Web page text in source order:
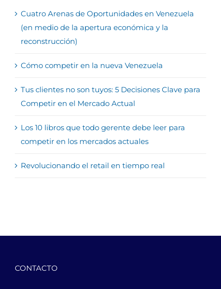
Cuatro Arenas de Oportunidades en Venezuela
(en medio de la apertura económica y la
reconstrucción)
Cómo competir en la nueva Venezuela
Tus clientes no son tuyos: 5 Decisiones Clave para
Competir en el Mercado Actual
Los 10 libros que todo gerente debe leer para
competir en los mercados actuales
Revolucionando el retail en tiempo real
CONTACTO